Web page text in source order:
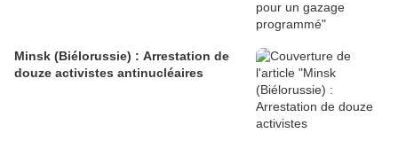
Minsk (Biélorussie) : Arrestation de
douze activistes antinucléaires